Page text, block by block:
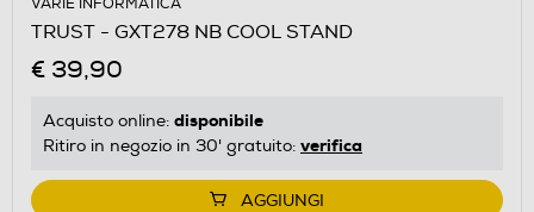
VARIE INFORMATICA
TRUST - GXT278 NB COOL STAND
€ 39,90
Acquisto online: disponibile
Ritiro in negozio in 30' gratuito: verifica
AGGIUNGI